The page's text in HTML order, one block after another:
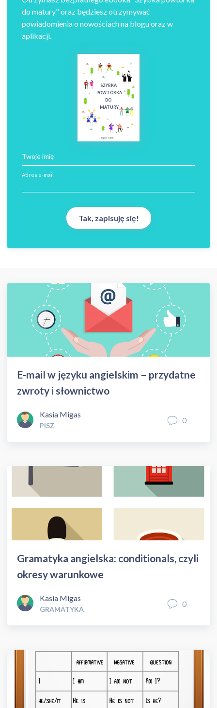
do matury" oraz będziesz otrzymywać
powiadomienia o nowościach na blogu oraz w
aplikacji.
SZYBKA
POWTÓRKA
DO
MATURY
ingless © 2018
Twoje imię
Adres e-mail
E-mail w języku angielskim – przydatne
zwroty i słownictwo
Kasia Migas
PISZ
0
Gramatyka angielska: conditionals, czyli
okresy warunkowe
Kasia Migas
GRAMATYKA
0